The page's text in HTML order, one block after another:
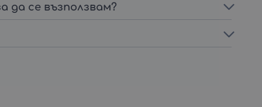
да се възползвам?